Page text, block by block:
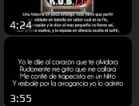
4:24
3:55